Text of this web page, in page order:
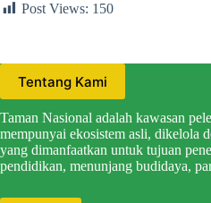
Post Views: 150
Tentang Kami
Taman Nasional adalah kawasan
mempunyai ekosistem asli, dikelola
yang dimanfaatkan untuk tujuan
pendidikan, menunjang budidaya,